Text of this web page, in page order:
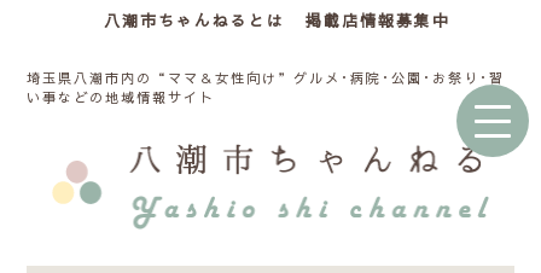
八潮市ちゃんねるとは 掲載店情報募集中
埼玉県八潮市内の“ママ＆女性向け”グルメ･病院･公園･お祭り･習
い事などの地域情報サイト